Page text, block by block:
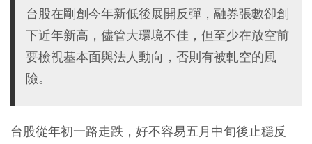
台股在剛創今年新低後展開反彈，融券張數卻創
下近年新高，儘管大環境不佳，但至少在放空前
要檢視基本面與法人動向，否則有被軋空的風
險。
台股從年初一路走跌，好不容易五月中旬後止穩反